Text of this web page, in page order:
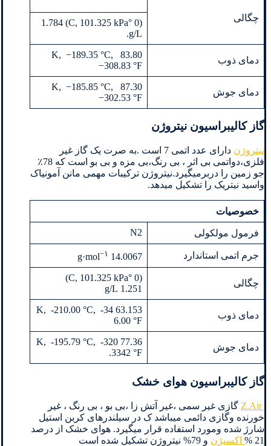
چگالی
(0 °C, 101.325 kPa) 1.784
g/L.
دمای ذوب
83.80 K, −189.35 °C,
−308.83 °F
دمای جوش
87.30 K, −185.85 °C,
−302.53 °F
گاز کالیبراسیون نیتروژن
نیتروژن
دارای عدد اتمی 7 است .به صرت یک گاز غیر
فلزی،دواتمی بی اثر ، بی رنگ،بی مزه و بی بو است که 78٪
جو زمین را دربرمیگیرد.نیتروژن ترکیبات مهمی مانن آمونیاک
واسید نیتریک را تشکیل میدهد.
خصوصیات
فرمول مولکولی N2
جرم اتمی استاندارد 14.0067 g·mol
−۱
چگالی
(0 °C, 101.325 kPa)
1.251 g/L
دمای ذوب
63.153 K, -210.00 °C, -34
6.00 °F
دمای جوش
77.36 K, -195.79 °C, -320
.3342 °F‎
گاز کالیبراسیون هوای خشک
Z.Air
گازی غیر سمی ،غیر آتش زا ،بی بو ، بی رنگ ، غیر
خورنده وگازی دائمی میباشد ک در سیلندرهای کربن استیل
شارژ شده ومورد استفاده قرار میگیرد. هوای خشک از درصد
21 %
اکسیژن و 79% نیتروژن تشکیل شده است